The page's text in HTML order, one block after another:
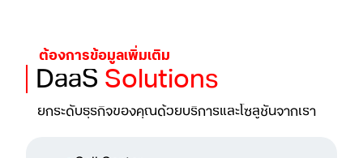
ต้องการข้อมูลเพิ่มเติม
DaaSSolutions
ยกระดับธุรกิจของคุณด้วยบริการและโซลูชันจากเรา